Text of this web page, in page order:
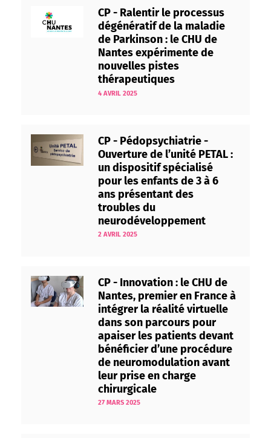
CP - Ralentir le processus
dégénératif de la maladie
de Parkinson : le CHU de
Nantes expérimente de
nouvelles pistes
thérapeutiques
4 AVRIL 2025
CP - Pédopsychiatrie -
Ouverture de l’unité PETAL :
un dispositif spécialisé
pour les enfants de 3 à 6
ans présentant des
troubles du
neurodéveloppement
2 AVRIL 2025
CP - Innovation : le CHU de
Nantes, premier en France à
intégrer la réalité virtuelle
dans son parcours pour
apaiser les patients devant
bénéficier d’une procédure
de neuromodulation avant
leur prise en charge
chirurgicale
27 MARS 2025